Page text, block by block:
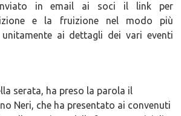
in email ai soci il link per
e la fruizione nel modo più
unitamente ai dettagli dei vari eventi
serata, ha preso la parola il
Neri, che ha presentato ai convenuti